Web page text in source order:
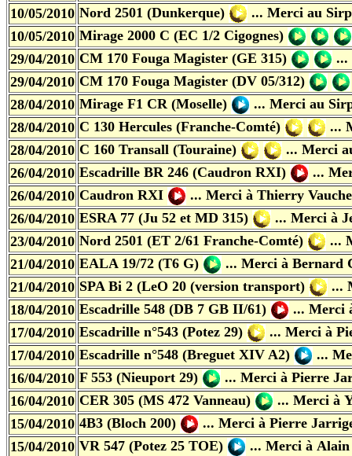
10/05/2010 Nord 2501 (Dunkerque)
... Merci au
10/05/2010 Mirage 2000 C (EC 1/2 Cigognes)
29/04/2010 CM 170 Fouga Magister (GE 315)
...
29/04/2010 CM 170 Fouga Magister (DV 05/312)
28/04/2010 Mirage F1 CR (Moselle)
... Merci au
28/04/2010 C 130 Hercules (Franche-Comté)
...
28/04/2010 C 160 Transall (Touraine)
... Merci
26/04/2010 Escadrille BR 246 (Caudron RXI)
...
26/04/2010 Caudron RXI ... Merci à Thierry
26/04/2010 ESRA 77 (Ju 52 et MD 315)
... Merci à
23/04/2010 Nord 2501 (ET 2/61 Franche-Comté)
...
21/04/2010 EALA 19/72 (T6 G) ... Merci à Bernard
21/04/2010 SPA Bi 2 (LeO 20 (version transport)
...
18/04/2010 Escadrille 548 (DB 7 GB II/61)
... Merci
17/04/2010 Escadrille n°543 (Potez 29) ... Merci à
17/04/2010 Escadrille n°548 (Breguet XIV A2)
...
16/04/2010 F 553 (Nieuport 29) ... Merci à Pierre
16/04/2010 CER 305 (MS 472 Vanneau) ... Merci à
15/04/2010 4B3 (Bloch 200) ... Merci à Pierre
15/04/2010 VR 547 (Potez 25 TOE) ... Merci à Alain